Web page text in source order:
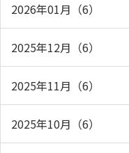
2026年01月（6）
2025年12月（6）
2025年11月（6）
2025年10月（6）